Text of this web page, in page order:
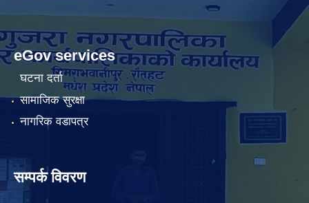
eGov services
घटना दर्ता
सामाजिक सुरक्षा
नागरिक वडापत्र
सम्पर्क विवरण